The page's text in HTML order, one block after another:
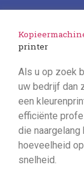
printer
Als u op zoek
uw bedrijf dan
een
efficiënte
die
hoeveelheid
snelheid.